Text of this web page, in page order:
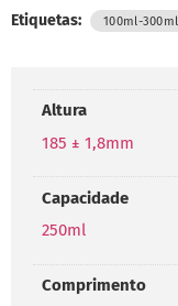
Etiquetas: 100ml-300ml
Altura
185 ± 1,8mm
Capacidade
250ml
Comprimento